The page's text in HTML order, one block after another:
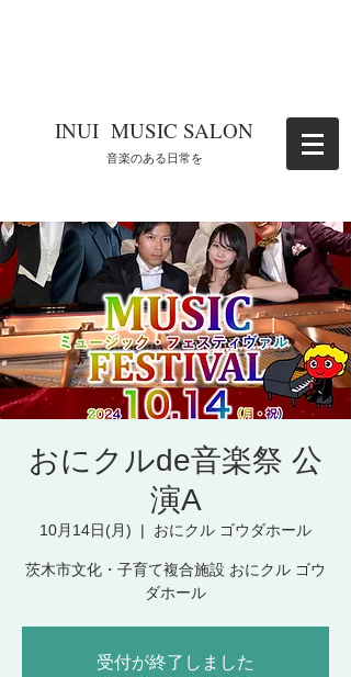
​INUI MUSIC SALON
​音楽のある日常を
おにクルde音楽祭 公
演A
10月14日(月)
  |
おにクル ゴウダホール
茨木市文化・子育て複合施設 おにクル ゴウ
ダホール
受付が終了しました